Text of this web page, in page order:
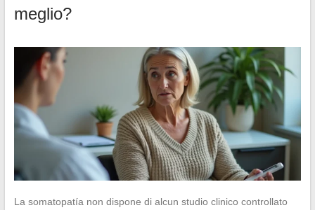
meglio?
La somatopatía non dispone di alcun studio clinico controllato